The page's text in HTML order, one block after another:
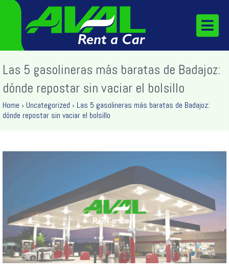
Las 5 gasolineras más baratas de Badajoz:
dónde repostar sin vaciar el bolsillo
Home › Uncategorized › Las 5 gasolineras más baratas de Badajoz:
dónde repostar sin vaciar el bolsillo